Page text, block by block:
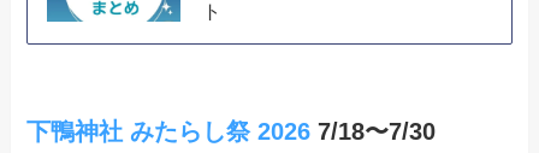
ト
下鴨神社 みたらし祭 2026 7/18〜7/30